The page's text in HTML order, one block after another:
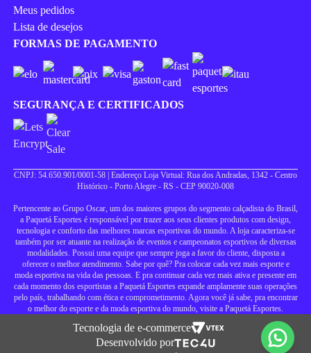
Meus pedidos
Lista de desejos
FORMAS DE PAGAMENTO
SEGURANÇA E CERTIFICADOS
CNPJ: 54.650.901/0001-58 | Endereço Loja Virtual: Rua dos Andradas, 1342 - Centro
Histórico - Porto Alegre - RS - CEP 90020-008
Pertencente ao Grupo Oscar, um dos maiores grupos do segmento calçadista do Brasil,
a Paquetá Esportes é responsável por trazer aos seus clientes produtos com design,
tecnologia e conforto das melhores marcas esportivas do mundo. A loja caracteriza-se
também por ser atuante na realização de eventos e campeonatos esportivos de diversas
modalidades. Possui uma equipe que sempre joga a favor do cliente, disposta a
oferecer o melhor atendimento. Sabe por quê? Pra colocar cada vez mais esporte e
moda esportiva na vida das pessoas. E pra continuar cada vez mais ativa e presente em
cada momento dos esportistas a Paquetá Esportes expande amplamente suas operações
pelo país, trabalhando com ética e comprometimento. Agora você já sabe, pra encontrar
o melhor do esporte e da moda esportiva do mundo, visite a Paquetá Esportes.
Tecnologia de e-commerce
Desenvolvido por